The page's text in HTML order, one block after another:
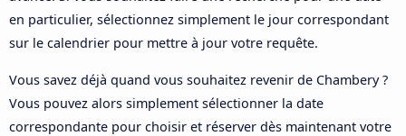
en particulier, sélectionnez simplement le jour correspondant
sur le calendrier pour mettre à jour votre requête.
Vous savez déjà quand vous souhaitez revenir de Chambery ?
Vous pouvez alors simplement sélectionner la date
correspondante pour choisir et réserver dès maintenant votre